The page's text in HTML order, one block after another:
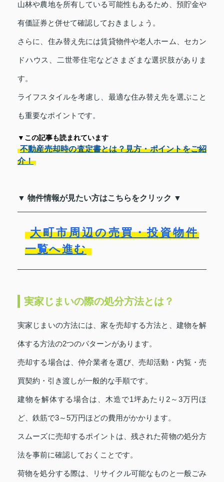
山林や農地を所有している可能性もあるため、預貯金や
有価証券と併せて確認しておきましょう。
さらに、住み替え先には賃貸物件や老人ホーム、セカン
ドハウス、二世帯住宅などさまざまな選択肢がありま
す。
ライフスタイルを考慮し、最適な住み替え先を選ぶこと
も重要なポイントです。
▼この記事も読まれています
不動産売却時の査定書とは？見方・ポイントをご紹
介！
▼ 物件情報が見たい方はこちらをクリック ▼
大町市周辺の売買・投資物件
一覧へ進む
実家じまいの際の処分方法とは？
実家じまいの方法には、家を売却する方法と、建物を解
体する方法の2つのパターンがあります。
売却する場合は、仲介業者を選び、売却活動・内覧・売
買契約・引き渡しが一般的な手順です。
建物を解体する場合は、木造で1坪あたり2～3万円ほ
ど、鉄筋で3～5万円ほどの費用がかかります。
スムーズに売却するポイントは、残された荷物の処分方
法を事前に確認しておくことです。
荷物を処分する際は、リサイクル可能なものと一般ごみ